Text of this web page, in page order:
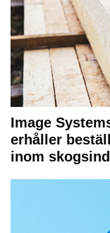
Image
erhåller
inom